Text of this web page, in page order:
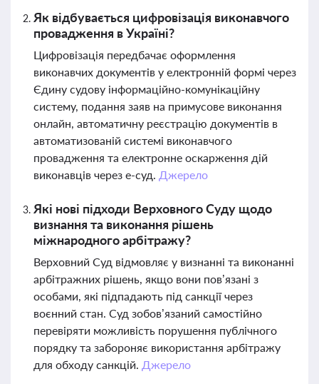
Як відбувається цифровізація виконавчого
провадження в Україні?
Цифровізація передбачає оформлення
виконавчих документів у електронній формі через
Єдину судову інформаційно-комунікаційну
систему, подання заяв на примусове виконання
онлайн, автоматичну реєстрацію документів в
автоматизованій системі виконавчого
провадження та електронне оскарження дій
виконавців через е-суд. Джерело
Які нові підходи Верховного Суду щодо
визнання та виконання рішень
міжнародного арбітражу?
Верховний Суд відмовляє у визнанні та виконанні
арбітражних рішень, якщо вони пов’язані з
особами, які підпадають під санкції через
воєнний стан. Суд зобов’язаний самостійно
перевіряти можливість порушення публічного
порядку та забороняє використання арбітражу
для обходу санкцій. Джерело